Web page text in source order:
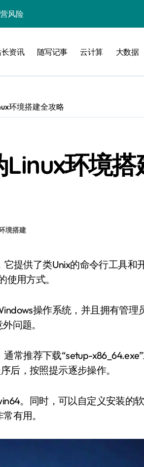
风险
技进阶实战
资讯 随写记事 云计算 大数据
环境搭建全攻略
环境搭
境搭建
用方式。
操作系统，并且拥有管理
问题。
常推荐下载“setup-
后，按照提示逐步操作。
。同时，可以自定义安装的
有用。